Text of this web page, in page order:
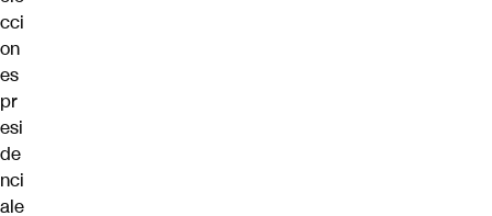
cci
on
es
pr
esi
de
nci
ale